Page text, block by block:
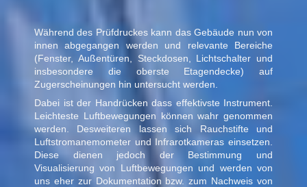
Während des Prüfdruckes kann das Gebäude nun von
innen abgegangen werden und relevante Bereiche
(Fenster, Außentüren, Steckdosen, Lichtschalter und
insbesondere die oberste Etagendecke) auf
Zugerscheinungen hin untersucht werden.
Dabei ist der Handrücken dass effektivste Instrument.
Leichteste Luftbewegungen können wahr genommen
werden. Desweiteren lassen sich Rauchstifte und
Luftstromanemometer und Infrarotkameras einsetzen.
Diese dienen jedoch der Bestimmung und
Visualisierung von Luftbewegungen und werden von
uns eher zur Dokumentation bzw. zum Nachweis von